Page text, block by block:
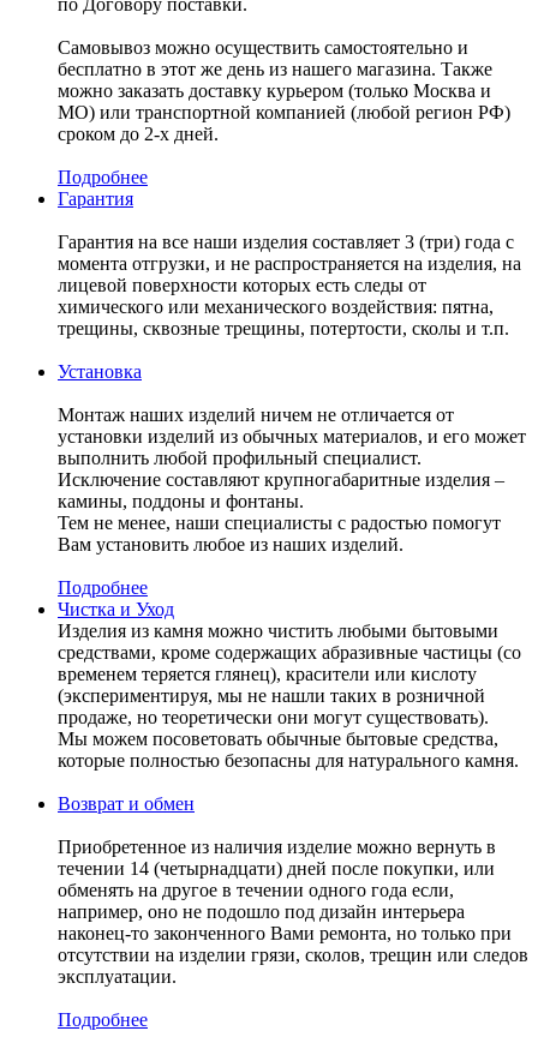
по Договору поставки.
Самовывоз можно осуществить самостоятельно и
бесплатно в этот же день из нашего магазина. Также
можно заказать доставку курьером (только Москва и
МО) или транспортной компанией (любой регион РФ)
сроком до 2-х дней.
Подробнее
Гарантия
Гарантия на все наши изделия составляет 3 (три) года с
момента отгрузки, и не распространяется на изделия, на
лицевой поверхности которых есть следы от
химического или механического воздействия: пятна,
трещины, сквозные трещины, потертости, сколы и т.п.
Установка
Монтаж наших изделий ничем не отличается от
установки изделий из обычных материалов, и его может
выполнить любой профильный специалист.
Исключение составляют крупногабаритные изделия –
камины, поддоны и фонтаны.
Тем не менее, наши специалисты с радостью помогут
Вам установить любое из наших изделий.
Подробнее
Чистка и Уход
Изделия из камня можно чистить любыми бытовыми
средствами, кроме содержащих абразивные частицы (со
временем теряется глянец), красители или кислоту
(экспериментируя, мы не нашли таких в розничной
продаже, но теоретически они могут существовать).
Мы можем посоветовать обычные бытовые средства,
которые полностью безопасны для натурального камня.
Возврат и обмен
Приобретенное из наличия изделие можно вернуть в
течении 14 (четырнадцати) дней после покупки, или
обменять на другое в течении одного года если,
например, оно не подошло под дизайн интерьера
наконец-то законченного Вами ремонта, но только при
отсутствии на изделии грязи, сколов, трещин или следов
эксплуатации.
Подробнее